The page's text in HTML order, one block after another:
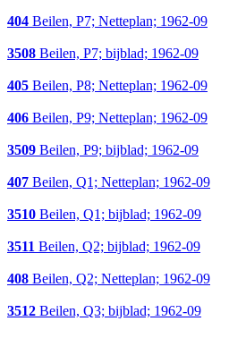
404 Beilen, P7; Netteplan; 1962-09
3508 Beilen, P7; bijblad; 1962-09
405 Beilen, P8; Netteplan; 1962-09
406 Beilen, P9; Netteplan; 1962-09
3509 Beilen, P9; bijblad; 1962-09
407 Beilen, Q1; Netteplan; 1962-09
3510 Beilen, Q1; bijblad; 1962-09
3511 Beilen, Q2; bijblad; 1962-09
408 Beilen, Q2; Netteplan; 1962-09
3512 Beilen, Q3; bijblad; 1962-09